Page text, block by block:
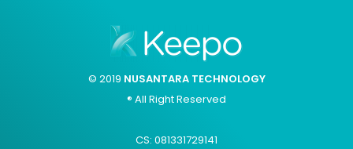
© 2019 NUSANTARA TECHNOLOGY
® All Right Reserved
CS: 081331729141